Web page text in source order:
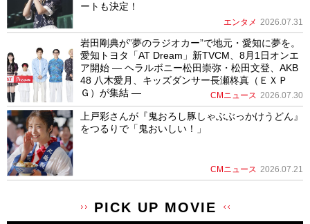
ートも決定！
エンタメ 2026.07.31
岩田剛典が”夢のラジオカー”で地元・愛知に夢を。
愛知トヨタ「AT Dream」新TVCM、8月1日オンエ
ア開始 ― ヘラルボニー松田崇弥・松田文登、AKB
48 八木愛月、キッズダンサー長瀬柊真（ＥＸＰ
Ｇ）が集結 ―
CMニュース 2026.07.30
上戸彩さんが『鬼おろし豚しゃぶぶっかけうどん』
をつるりで「鬼おいしい！」
CMニュース 2026.07.21
PICK UP MOVIE